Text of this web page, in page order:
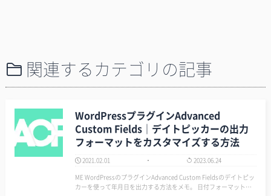
関連するカテゴリの記事
WordPressプラグインAdvanced
Custom Fields｜デイトピッカーの出力
フォーマットをカスタマイズする方法
2021.02.01
2023.06.24
ME WordPressのプラグインAdvanced Custom Fieldsのデイトピッ
カーを使って年月日を出力する方法をメモ。 日付フォーマットの